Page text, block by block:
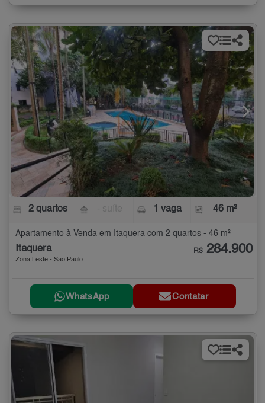
2 quartos 1 vaga 46 m²
Apartamento à Venda em Itaquera com 2 quartos - 46 m²
Itaquera
Zona Leste - São Paulo
R$ 284.900
WhatsApp Contatar